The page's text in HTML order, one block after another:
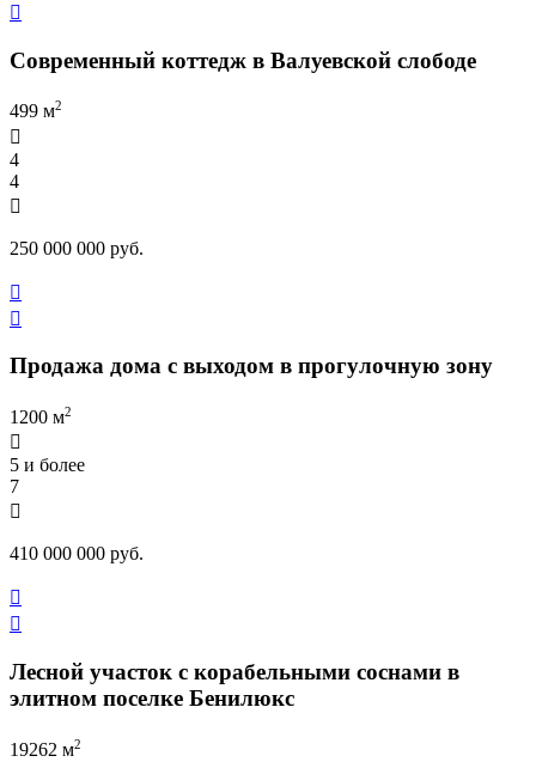

Современный коттедж в Валуевской слободе
499 м2

4
4

250 000 000 руб.


Продажа дома с выходом в прогулочную зону
1200 м2

5 и более
7

410 000 000 руб.


Лесной участок с корабельными соснами в
элитном поселке Бенилюкс
19262 м2